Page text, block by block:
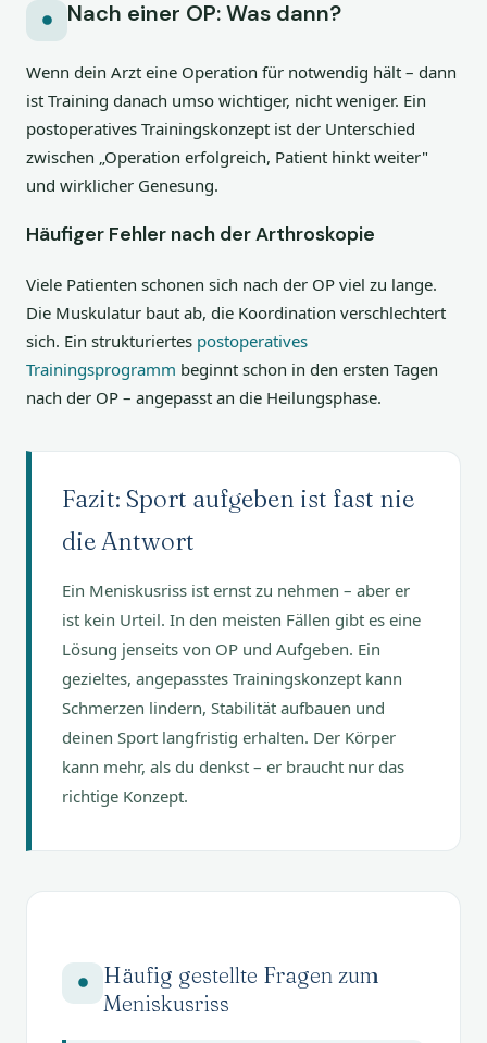
Nach einer OP: Was dann?
Wenn dein Arzt eine Operation für notwendig hält – dann
ist Training danach umso wichtiger, nicht weniger. Ein
postoperatives Trainingskonzept ist der Unterschied
zwischen „Operation erfolgreich, Patient hinkt weiter"
und wirklicher Genesung.
Häufiger Fehler nach der Arthroskopie
Viele Patienten schonen sich nach der OP viel zu lange.
Die Muskulatur baut ab, die Koordination verschlechtert
sich. Ein strukturiertes postoperatives
Trainingsprogramm beginnt schon in den ersten Tagen
nach der OP – angepasst an die Heilungsphase.
Fazit: Sport aufgeben ist fast nie
die Antwort
Ein Meniskusriss ist ernst zu nehmen – aber er
ist kein Urteil. In den meisten Fällen gibt es eine
Lösung jenseits von OP und Aufgeben. Ein
gezieltes, angepasstes Trainingskonzept kann
Schmerzen lindern, Stabilität aufbauen und
deinen Sport langfristig erhalten. Der Körper
kann mehr, als du denkst – er braucht nur das
richtige Konzept.
Häufig gestellte Fragen zum
Meniskusriss